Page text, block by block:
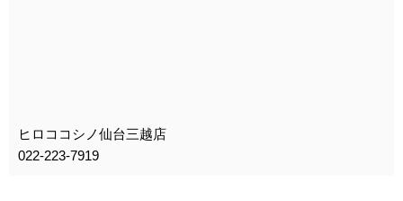
ヒロココシノ仙台三越店
022-223-7919